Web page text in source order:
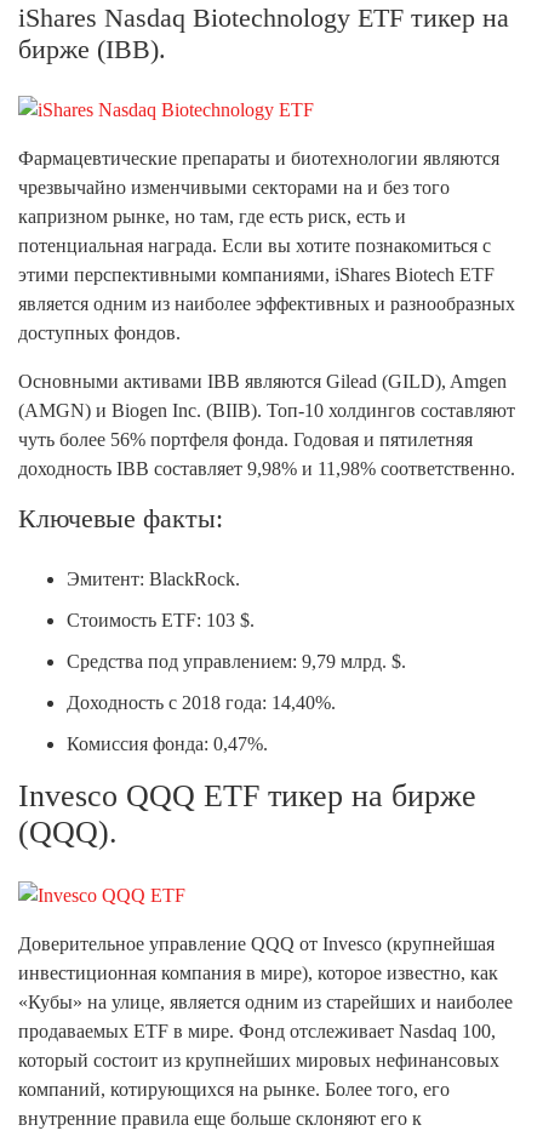
iShares Nasdaq Biotechnology ETF тикер на
бирже (IBB).
Фармацевтические препараты и биотехнологии являются
чрезвычайно изменчивыми секторами на и без того
капризном рынке, но там, где есть риск, есть и
потенциальная награда. Если вы хотите познакомиться с
этими перспективными компаниями, iShares Biotech ETF
является одним из наиболее эффективных и разнообразных
доступных фондов.
Основными активами IBB являются Gilead (GILD), Amgen
(AMGN) и Biogen Inc. (BIIB). Топ-10 холдингов составляют
чуть более 56% портфеля фонда. Годовая и пятилетняя
доходность IBB составляет 9,98% и 11,98% соответственно.
Ключевые факты:
Эмитент: BlackRock.
Стоимость ETF: 103 $.
Средства под управлением: 9,79 млрд. $.
Доходность с 2018 года: 14,40%.
Комиссия фонда: 0,47%.
Invesco QQQ ETF тикер на бирже
(QQQ).
Доверительное управление QQQ от Invesco (крупнейшая
инвестиционная компания в мире), которое известно, как
«Кубы» на улице, является одним из старейших и наиболее
продаваемых ETF в мире. Фонд отслеживает Nasdaq 100,
который состоит из крупнейших мировых нефинансовых
компаний, котирующихся на рынке. Более того, его
внутренние правила еще больше склоняют его к